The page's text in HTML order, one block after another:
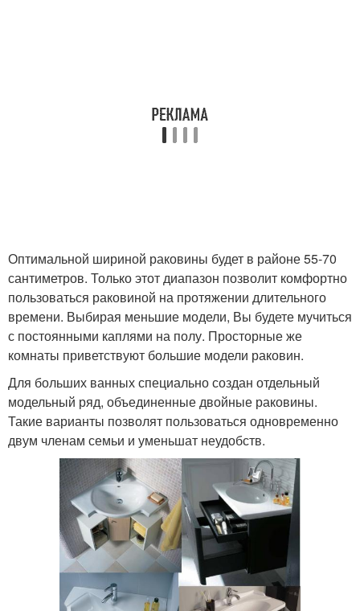
Оптимальной шириной раковины будет в районе 55-70
сантиметров. Только этот диапазон позволит комфортно
пользоваться раковиной на протяжении длительного
времени. Выбирая меньшие модели, Вы будете мучиться
с постоянными каплями на полу. Просторные же
комнаты приветствуют большие модели раковин.
Для больших ванных специально создан отдельный
модельный ряд, объединенные двойные раковины.
Такие варианты позволят пользоваться одновременно
двум членам семьи и уменьшат неудобств.